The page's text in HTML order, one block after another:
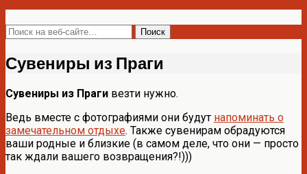
Сувениры из Праги
Сувениры из Праги везти нужно.
Ведь вместе с фотографиями они будут напоминать о
замечательном отдыхе. Также сувенирам обрадуются
ваши родные и близкие (в самом деле, что они — просто
так ждали вашего возвращения?!)))